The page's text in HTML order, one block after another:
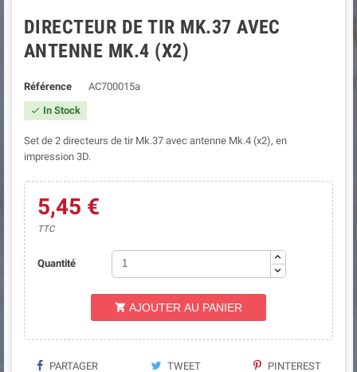
DIRECTEUR DE TIR MK.37 AVEC
ANTENNE MK.4 (X2)
Référence AC700015a
 In Stock
Set de 2 directeurs de tir Mk.37 avec antenne Mk.4 (x2), en
impression 3D.
5,45 €
TTC
Quantité
 AJOUTER AU PANIER
PARTAGER TWEET PINTEREST